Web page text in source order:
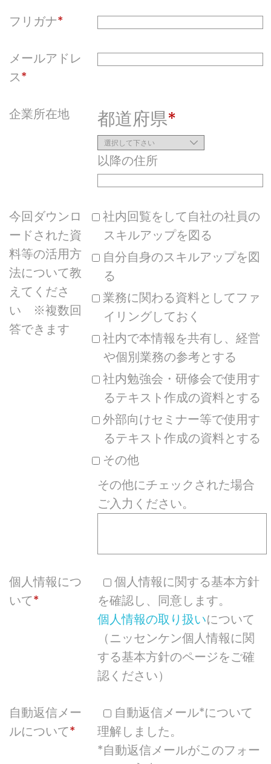
フリガナ
メールアドレ
ス
企業所在地 都道府県
以降の住所
今回ダウンロ
ードされた資
料等の活用方
法について教
えてくださ
い ※複数回
答できます
社内回覧をして自社の社員の
スキルアップを図る
自分自身のスキルアップを図
る
業務に関わる資料としてファ
イリングしておく
社内で本情報を共有し、経営
や個別業務の参考とする
社内勉強会・研修会で使用す
るテキスト作成の資料とする
外部向けセミナー等で使用す
るテキスト作成の資料とする
その他
その他にチェックされた場合
ご入力ください。
個人情報につ
いて
個人情報に関する基本方針
を確認し、同意します。
個人情報の取り扱いについて
（ニッセンケン個人情報に関
する基本方針のページをご確
認ください）
自動返信メー
ルについて
自動返信メール*について
理解しました。
*自動返信メールがこのフォー